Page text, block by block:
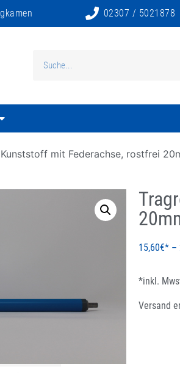
02307 / 5021878
mit Federachse, rostfrei
15,60€ –
*inkl.
Versand